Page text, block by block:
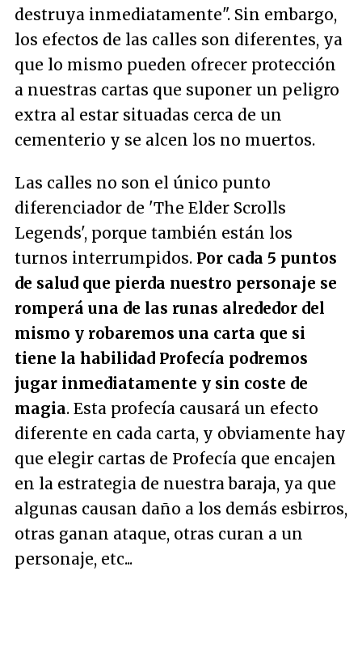
destruya inmediatamente". Sin embargo,
los efectos de las calles son diferentes, ya
que lo mismo pueden ofrecer protección
a nuestras cartas que suponer un peligro
extra al estar situadas cerca de un
cementerio y se alcen los no muertos.
Las calles no son el único punto
diferenciador de 'The Elder Scrolls
Legends', porque también están los
turnos interrumpidos. Por cada 5 puntos
de salud que pierda nuestro personaje se
romperá una de las runas alrededor del
mismo y robaremos una carta que si
tiene la habilidad Profecía podremos
jugar inmediatamente y sin coste de
magia. Esta profecía causará un efecto
diferente en cada carta, y obviamente hay
que elegir cartas de Profecía que encajen
en la estrategia de nuestra baraja, ya que
algunas causan daño a los demás esbirros,
otras ganan ataque, otras curan a un
personaje, etc...